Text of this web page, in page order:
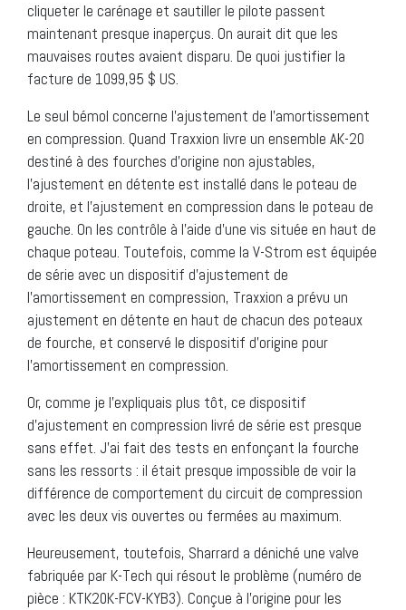
cliqueter le carénage et sautiller le pilote passent
maintenant presque inaperçus. On aurait dit que les
mauvaises routes avaient disparu. De quoi justifier la
facture de 1099,95 $ US.
Le seul bémol concerne l’ajustement de l’amortissement
en compression. Quand Traxxion livre un ensemble AK-20
destiné à des fourches d’origine non ajustables,
l’ajustement en détente est installé dans le poteau de
droite, et l’ajustement en compression dans le poteau de
gauche. On les contrôle à l’aide d’une vis située en haut de
chaque poteau. Toutefois, comme la V-Strom est équipée
de série avec un dispositif d’ajustement de
l’amortissement en compression, Traxxion a prévu un
ajustement en détente en haut de chacun des poteaux
de fourche, et conservé le dispositif d’origine pour
l’amortissement en compression.
Or, comme je l’expliquais plus tôt, ce dispositif
d’ajustement en compression livré de série est presque
sans effet. J’ai fait des tests en enfonçant la fourche
sans les ressorts : il était presque impossible de voir la
différence de comportement du circuit de compression
avec les deux vis ouvertes ou fermées au maximum.
Heureusement, toutefois, Sharrard a déniché une valve
fabriquée par K-Tech qui résout le problème (numéro de
pièce : KTK20K-FCV-KYB3). Conçue à l’origine pour les